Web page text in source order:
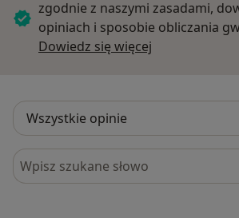
zgodnie z naszymi zasadami,
opiniach i sposobie obliczania
Dowiedz się więcej
Szukaj w opiniach